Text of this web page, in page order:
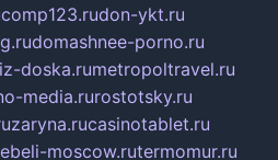
comp123.rudon-ykt.ru
domashnee-porno.ru
doska.rumetropoltravel.ru
media.rurostotsky.ru
zaryna.rucasinotablet.ru
moscow.rutermomur.ru